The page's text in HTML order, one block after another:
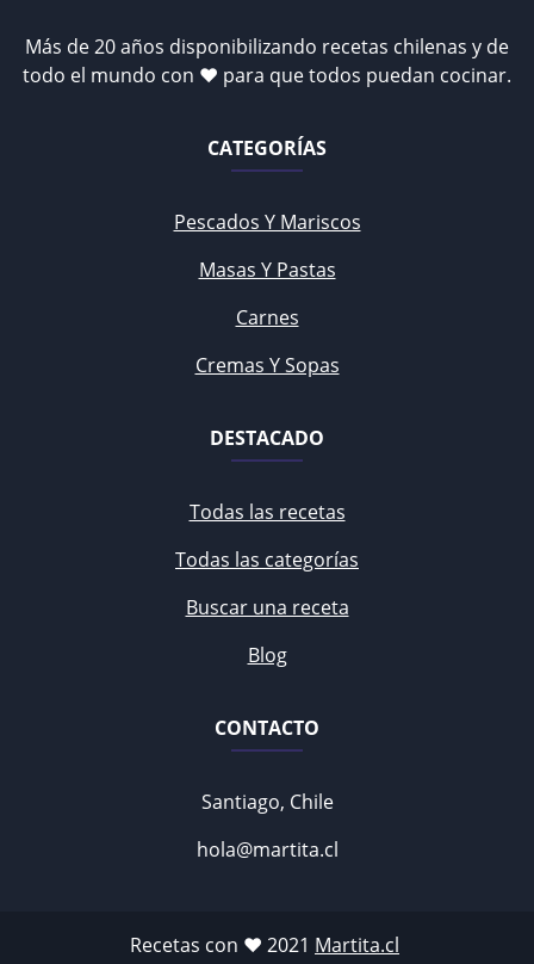
Más de 20 años disponibilizando recetas chilenas y de
todo el mundo con ♥ para que todos puedan cocinar.
CATEGORÍAS
Pescados Y Mariscos
Masas Y Pastas
Carnes
Cremas Y Sopas
DESTACADO
Todas las recetas
Todas las categorías
Buscar una receta
Blog
CONTACTO
Santiago, Chile
hola@martita.cl
Recetas con ♥ 2021 Martita.cl